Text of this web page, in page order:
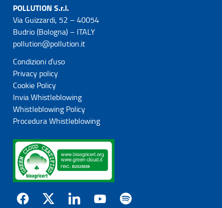
POLLUTION S.r.l.
Via Guizzardi, 52 – 40054
Budrio (Bologna) – ITALY
pollution@pollution.it
Condizioni d’uso
Privacy policy
Cookie Policy
Invia Whistleblowing
Whistleblowing Policy
Procedura Whistleblowing